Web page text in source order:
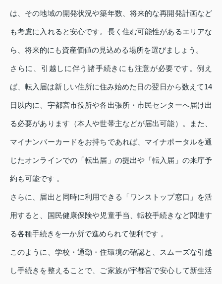
は、その地域の開発状況や築年数、将来的な再開発計画など
も考慮に入れると安心です。長く住む可能性があるエリアな
ら、将来的にも資産価値の見込める場所を選びましょう。
さらに、引越しに伴う諸手続きにも注意が必要です。例え
ば、転入届は新しい住所に住み始めた日の翌日から数えて14
日以内に、宇都宮市役所や各出張所・市民センターへ届け出
る必要があります（本人や世帯主などが届出可能）。また、
マイナンバーカードをお持ちであれば、マイナポータルを通
じたオンラインでの「転出届」の提出や「転入届」の来庁予
約も可能です 。
さらに、届出と同時に利用できる「ワンストップ窓口」を活
用すると、国民健康保険や児童手当、転校手続きなど関連す
る各種手続きを一か所で進められて便利です 。
このように、学校・通勤・住環境の確認と、スムーズな引越
し手続きを整えることで、ご家族が宇都宮で安心して新生活